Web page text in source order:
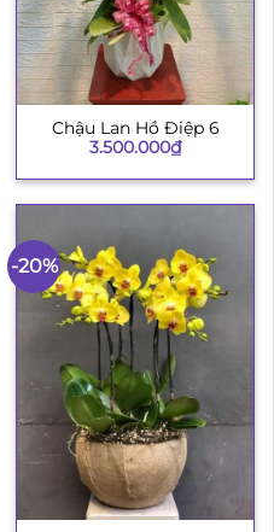
Chậu Lan Hồ Điệp 6
3.500.000₫
-20%